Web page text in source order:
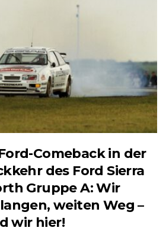
Comeback in der
des Ford Sierra
Gruppe A: Wir
weiten Weg –
wir hier!